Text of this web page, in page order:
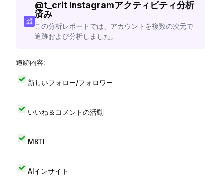
@t_crit Instagramアクティビティ分析
済み
この分析レポートでは、アカウントを複数の次元で
追跡および分析しました。
追跡内容:
新しいフォロー/フォロワー
いいね＆コメントの活動
MBTI
AIインサイト